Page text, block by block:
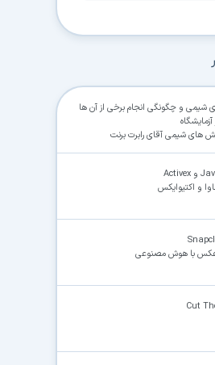
شیمی و چگونگی انجام برخی از آن ها
های شیمی آقای رابرت برنت
و اکتیوایکس
با هوش مصنوعی
Cut